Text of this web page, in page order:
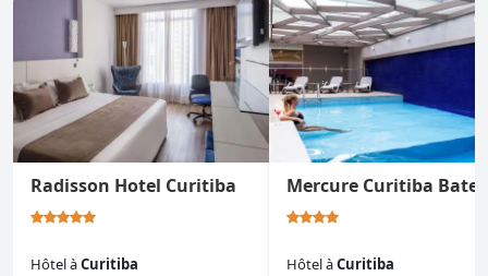
Radisson Hotel Curitiba
HôtelàCuritiba
Mercure Curitiba Batel
HôtelàCuritiba